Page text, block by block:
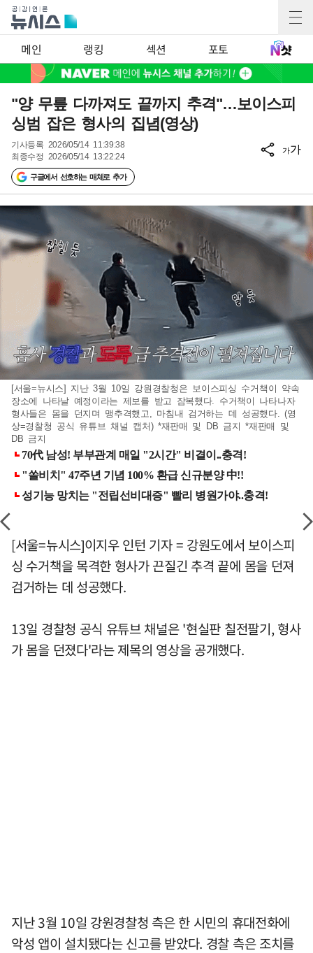
메인 랭킹 섹션 포토
"양 무릎 다까져도 끝까지 추격"…보이스피
싱범 잡은 형사의 집념(영상)
기사등록 2026/05/14 11:39:38
최종수정 2026/05/14 13:22:24
구글에서 선호하는 매체로 추가
가가
[서울=뉴시스] 지난 3월 10일 강원경찰청은 보이스피싱 수거책이 약속
장소에 나타날 예정이라는 제보를 받고 잠복했다. 수거책이 나타나자
형사들은 몸을 던지며 맹추격했고, 마침내 검거하는 데 성공했다. (영
상=경찰청 공식 유튜브 채널 캡처) *재판매 및 DB 금지 *재판매 및
DB 금지
[서울=뉴시스]이지우 인턴 기자 = 강원도에서 보이스피
싱 수거책을 목격한 형사가 끈질긴 추격 끝에 몸을 던져
검거하는 데 성공했다.
13일 경찰청 공식 유튜브 채널은 '현실판 칠전팔기, 형사
가 몸을 던졌다'라는 제목의 영상을 공개했다.
지난 3월 10일 강원경찰청 측은 한 시민의 휴대전화에
악성 앱이 설치됐다는 신고를 받았다. 경찰 측은 조치를